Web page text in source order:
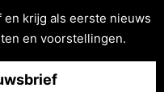
krĳg als eerste nieuws
en voorstellingen.